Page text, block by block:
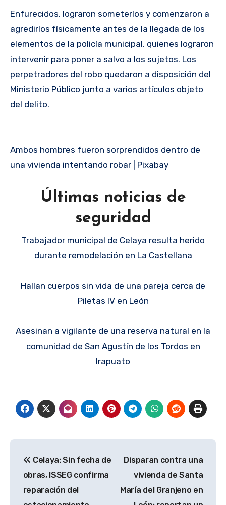
Enfurecidos, lograron someterlos y comenzaron a
agredirlos físicamente antes de la llegada de los
elementos de la policía municipal, quienes lograron
intervenir para poner a salvo a los sujetos. Los
perpetradores del robo quedaron a disposición del
Ministerio Público junto a varios artículos objeto
del delito.
Ambos hombres fueron sorprendidos dentro de
una vivienda intentando robar | Pixabay
Últimas noticias de
seguridad
Trabajador municipal de Celaya resulta herido
durante remodelación en La Castellana
Hallan cuerpos sin vida de una pareja cerca de
Piletas IV en León
Asesinan a vigilante de una reserva natural en la
comunidad de San Agustín de los Tordos en
Irapuato
de
entradas
Celaya: Sin fecha de
obras, ISSEG confirma
reparación del
Disparan contra una
vivienda de Santa
María del Granjeno en